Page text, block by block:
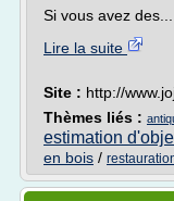
Si vous avez des...
Lire la suite
Site : http://
Thèmes liés :
estimation
en bois /